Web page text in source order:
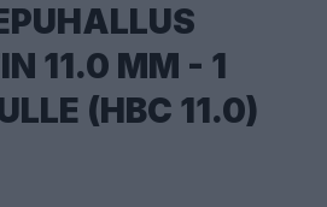
11.0 MM - 1
(HBC 11.0)